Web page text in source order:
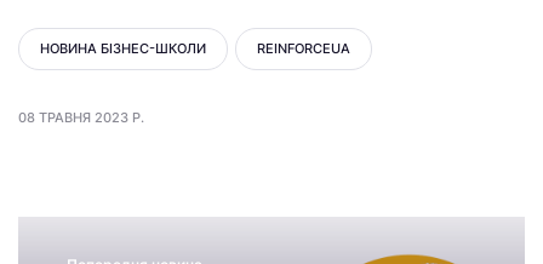
НОВИНА БІЗНЕС-ШКОЛИ REINFORCEUA
08 ТРАВНЯ 2023 Р.